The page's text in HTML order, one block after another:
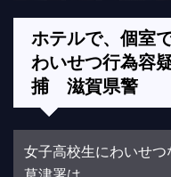
ホテルで、個室
わいせつ行為容
捕 滋賀県警
女子高校生にわいせ